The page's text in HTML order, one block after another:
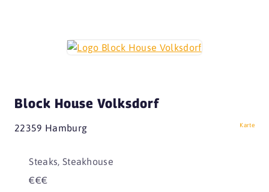
Block House Volksdorf
22359 Hamburg Karte
Steaks, Steakhouse
€€€